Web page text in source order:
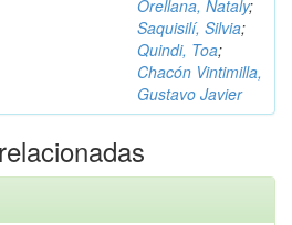
Orellana, Nataly;
Saquisilí, Silvia;
Quindi, Toa;
Chacón Vintimilla,
Gustavo Javier